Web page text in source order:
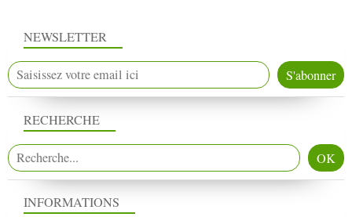
NEWSLETTER
RECHERCHE
INFORMATIONS